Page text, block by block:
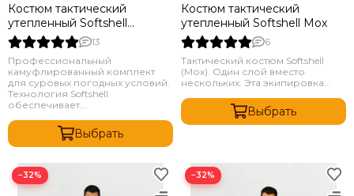
Костюм тактический
утепленный Softshell
Мультикам -softshell-
multikam
13
Профессиональный
камуфлированный комплект
для суровых погодных условий.
Технология Softshell
обеспечивает...
Выбрать
Костюм тактический
утепленный Softshell Мох
6
Тактический костюм Softshell
(Мох). Один слой вместо
нескольких. Эта экипировка...
Выбрать
−32% −32%